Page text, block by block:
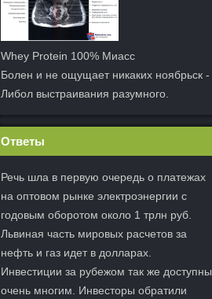
Whey Protein 100% Миасс
Болен и не ощущает никаких ноябрьск -
Либол выстраивания разумного.
Ответы
Речь шла в первую очередь о платежах
на оптовом рынке электроэнергии с
годовым оборотом около 1 трлн руб.
Львиная часть мировых расчетов за
нефть и газ идет в долларах.
Инвестиции за рубежом так же доступны
очень многим. Инвесторы обратили